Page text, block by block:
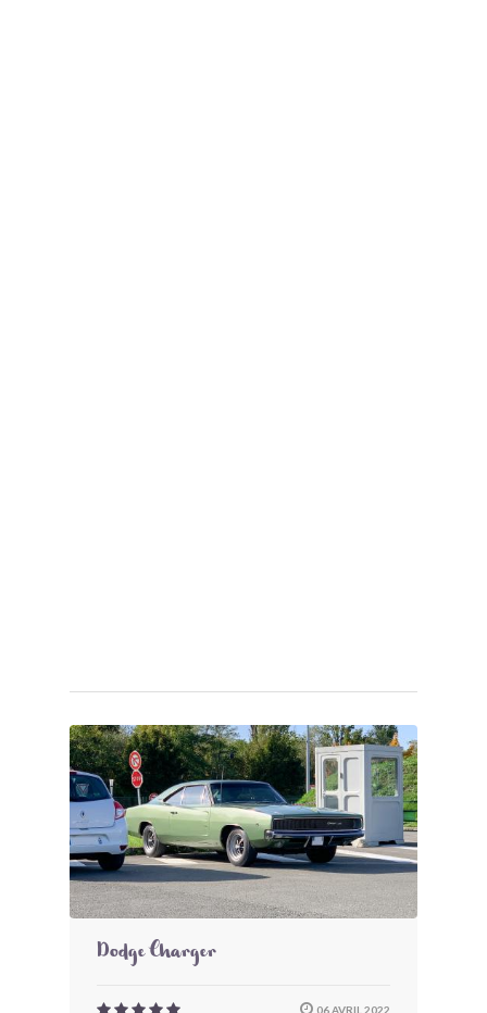
Dodge Charger
06 AVRIL 2022